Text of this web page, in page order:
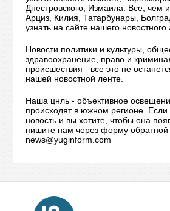
Днестровского, Измаила. Все, чем
Арциз, Килия, Татарбунары,
узнать на сайте нашего новостного
Новости политики и культуры,
здравоохранение, право и
происшествия - все это не
нашей новостной ленте.
Наша цнль - объективное
происходят в южном регионе. Если
новость и вы хотите, чтобы она
пишите нам через форму обратной
news@yuginform.com